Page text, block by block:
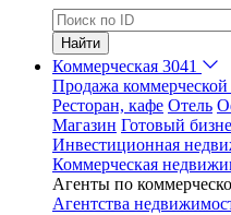
Найти
Коммерческая 3041
Продажа
Ресторан, кафе Отель
Магазин Готовый
Инвестиционная
Коммерческая
Агенты по
Агентства